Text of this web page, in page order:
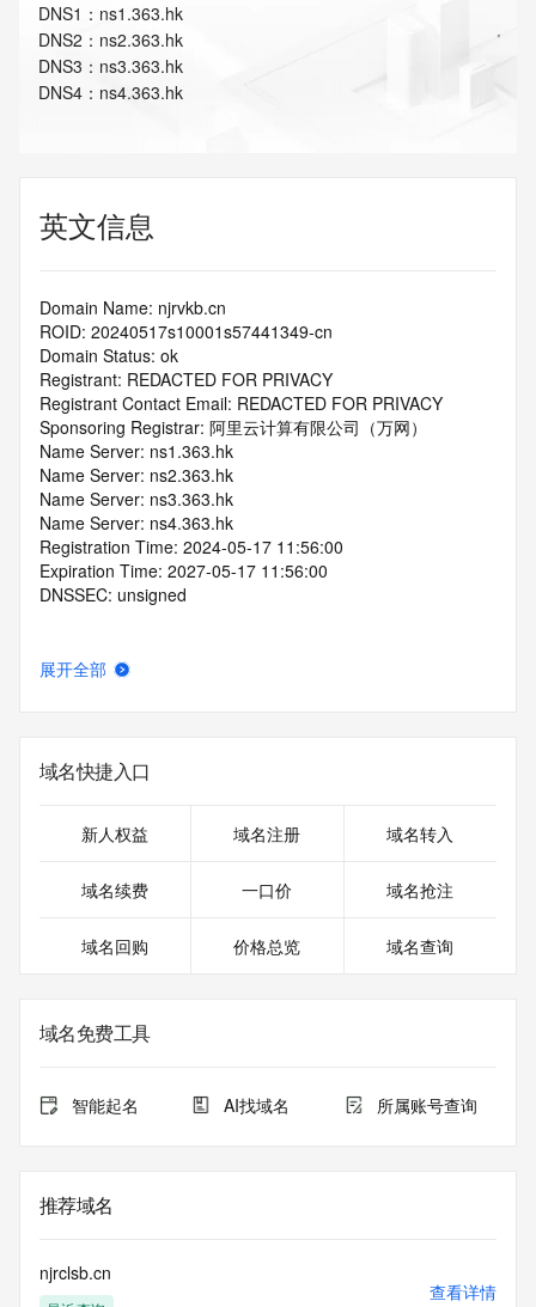
DNS1 ： ns1.363.hk
DNS2 ： ns2.363.hk
DNS3 ： ns3.363.hk
DNS4 ： ns4.363.hk
英文信息
Domain Name: njrvkb.cn
ROID: 20240517s10001s57441349-cn
Domain Status: ok
Registrant: REDACTED FOR PRIVACY
Registrant Contact Email: REDACTED FOR PRIVACY
Sponsoring Registrar: 阿里云计算有限公司（万网）
Name Server: ns1.363.hk
Name Server: ns2.363.hk
Name Server: ns3.363.hk
Name Server: ns4.363.hk
Registration Time: 2024-05-17 11:56:00
Expiration Time: 2027-05-17 11:56:00
DNSSEC: unsigned
展开全部
域名快捷入口
新人权益 域名注册 域名转入
域名续费 一口价 域名抢注
域名回购 价格总览 域名查询
域名免费工具
智能起名 AI找域名 所属账号查询
推荐域名
njrclsb.cn
查看详情